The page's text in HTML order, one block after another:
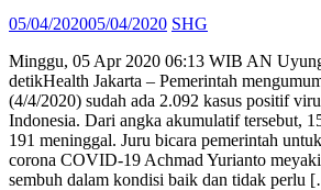
Posted
05/04/202005/04/2020 Author
SHG
Minggu, 05 Apr 2020 06:13 WIB AN
detikHealth Jakarta – Pemerintah
(4/4/2020) sudah ada 2.092 kasus positif
Indonesia. Dari angka akumulatif tersebut,
191 meninggal. Juru bicara pemerintah
corona COVID-19 Achmad Yurianto
sembuh dalam kondisi baik dan tidak perlu